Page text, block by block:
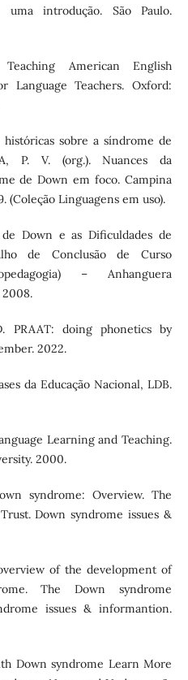
uma introdução. São Paulo.
American English
Language Teachers. Oxford:
históricas sobre a síndrome de
P. V. (org.). Nuances da
de Down em foco. Campina
(Coleção Linguagens em uso).
Down e as Dificuldades de
de Conclusão de Curso
– Anhanguera
2008.
PRAAT: doing phonetics by
2022.
da Educação Nacional, LDB.
Learning and Teaching.
2000.
syndrome: Overview. The
Down syndrome issues &
of the development of
The Down syndrome
issues & informantion.
Down syndrome Learn More